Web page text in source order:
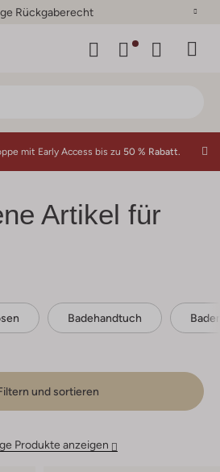
Rückgaberecht
mit Early Access bis zu 50 % Rabatt.
Artikel für
Badehandtuch
und sortieren
Produkte anzeigen